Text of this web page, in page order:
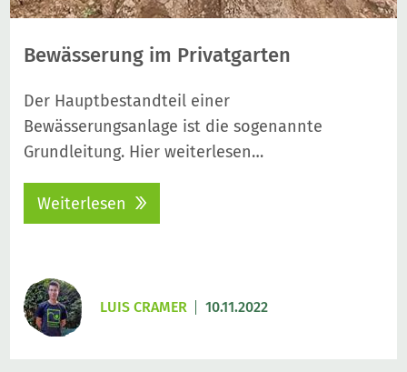
Bewässerung im Privatgarten
Der Hauptbestandteil einer
Bewässerungsanlage ist die sogenannte
Grundleitung. Hier weiterlesen…
Weiterlesen
LUIS CRAMER 10.11.2022